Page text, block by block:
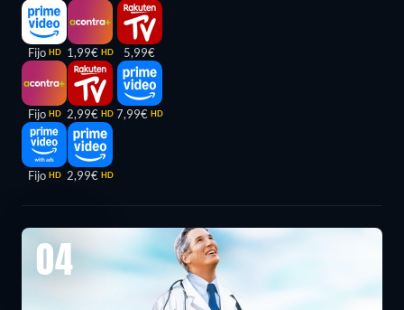
Fijo HD
Fijo HD
Fijo HD
1,99€ HD
2,99€ HD
2,99€ HD
5,99€
7,99€ HD
04